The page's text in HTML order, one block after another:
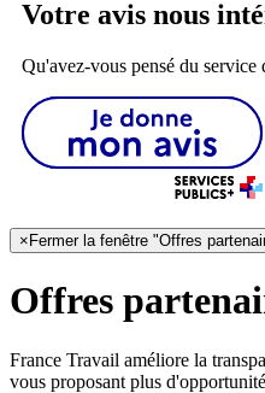
Votre avis nous
Qu'avez-vous pensé du service
× Fermer la fenêtre "Offres
Offres
France Travail améliore la
vous proposant plus